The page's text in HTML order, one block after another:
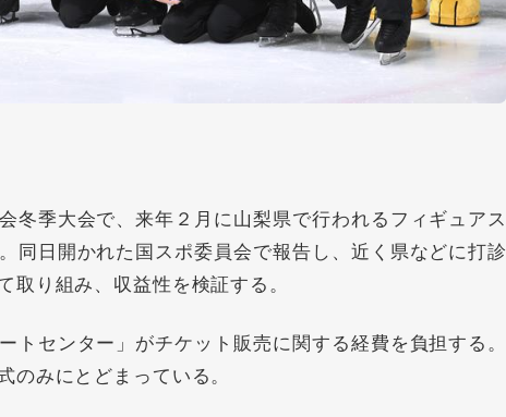
季大会で、来年２月に山梨県で行われるフィギュアス
同日開かれた国スポ委員会で報告し、近く県などに打診
り組み、収益性を検証する。
センター」がチケット販売に関する経費を負担する。
みにとどまっている。